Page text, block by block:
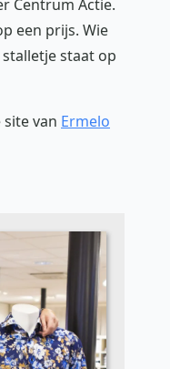
Centrum Actie.
een prijs. Wie
staat op
van Ermelo